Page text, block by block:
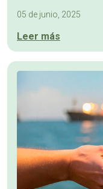
05 de junio, 2025
Leer más